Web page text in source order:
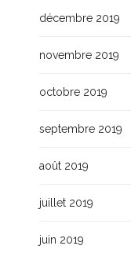
décembre 2019
novembre 2019
octobre 2019
septembre 2019
août 2019
juillet 2019
juin 2019